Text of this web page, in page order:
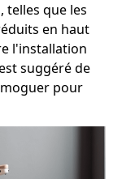
telles que les
en haut
l'installation
suggéré de
pour